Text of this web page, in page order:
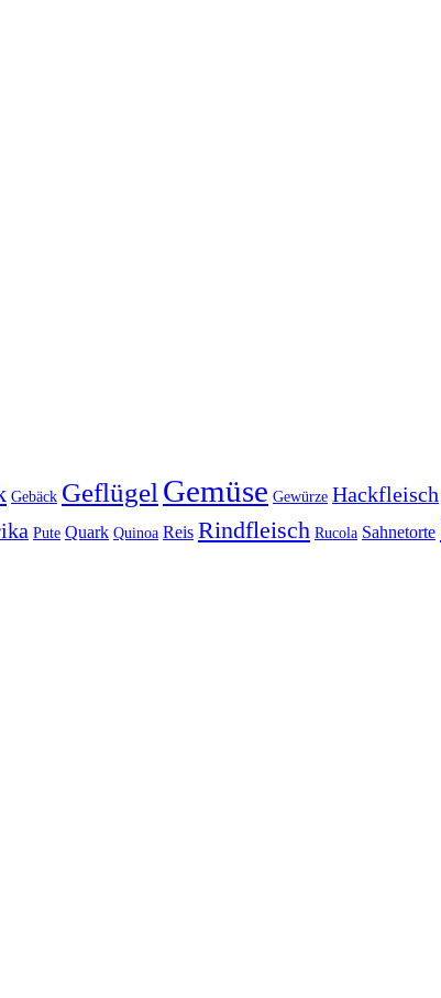
Gebäck Geflügel Gemüse Gewürze Hackfleisch
Pute Quark Quinoa Reis Rindfleisch Rucola Sahnetorte